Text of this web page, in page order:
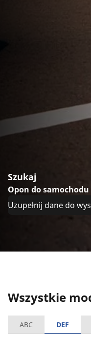
Szukaj
Opon do samochodu
Uzupełnij dane do
Wszystkie
ABC DEF